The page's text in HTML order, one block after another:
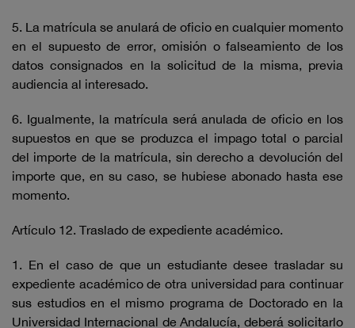
5. La matrícula se anulará de oficio en cualquier momento
en el supuesto de error, omisión o falseamiento de los
datos consignados en la solicitud de la misma, previa
audiencia al interesado.
6. Igualmente, la matrícula será anulada de oficio en los
supuestos en que se produzca el impago total o parcial
del importe de la matrícula, sin derecho a devolución del
importe que, en su caso, se hubiese abonado hasta ese
momento.
Artículo 12. Traslado de expediente académico.
1. En el caso de que un estudiante desee trasladar su
expediente académico de otra universidad para continuar
sus estudios en el mismo programa de Doctorado en la
Universidad Internacional de Andalucía, deberá solicitarlo